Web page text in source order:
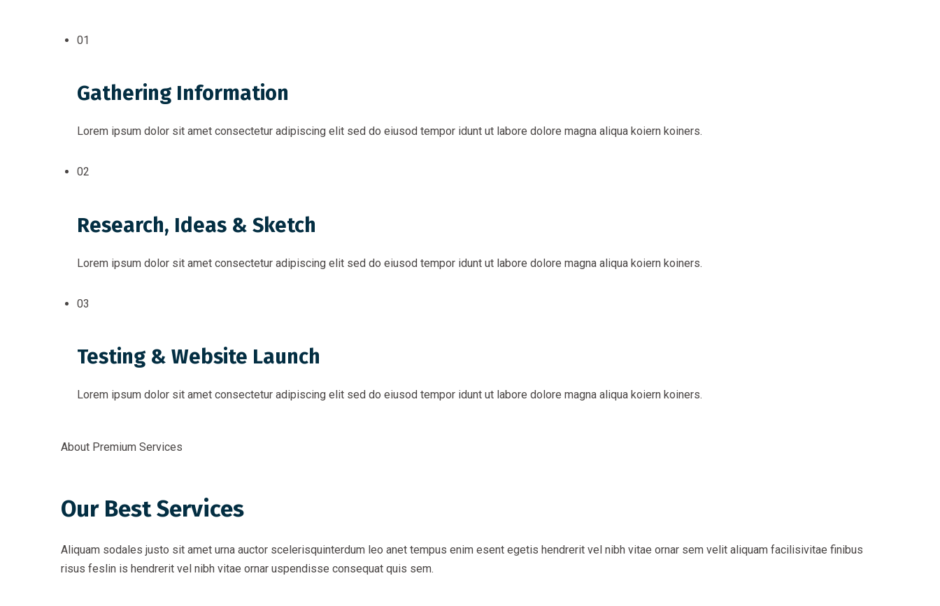
01
Gathering Information
Lorem ipsum dolor sit amet consectetur adipiscing elit sed do eiusod tempor idunt ut labore dolore magna aliqua koiern koiners.
02
Research, Ideas & Sketch
Lorem ipsum dolor sit amet consectetur adipiscing elit sed do eiusod tempor idunt ut labore dolore magna aliqua koiern koiners.
03
Testing & Website Launch
Lorem ipsum dolor sit amet consectetur adipiscing elit sed do eiusod tempor idunt ut labore dolore magna aliqua koiern koiners.
About Premium Services
Our Best Services
Aliquam sodales justo sit amet urna auctor scelerisquinterdum leo anet tempus enim esent egetis hendrerit vel nibh vitae ornar sem velit aliquam facilisivitae finibus
risus feslin is hendrerit vel nibh vitae ornar uspendisse consequat quis sem.